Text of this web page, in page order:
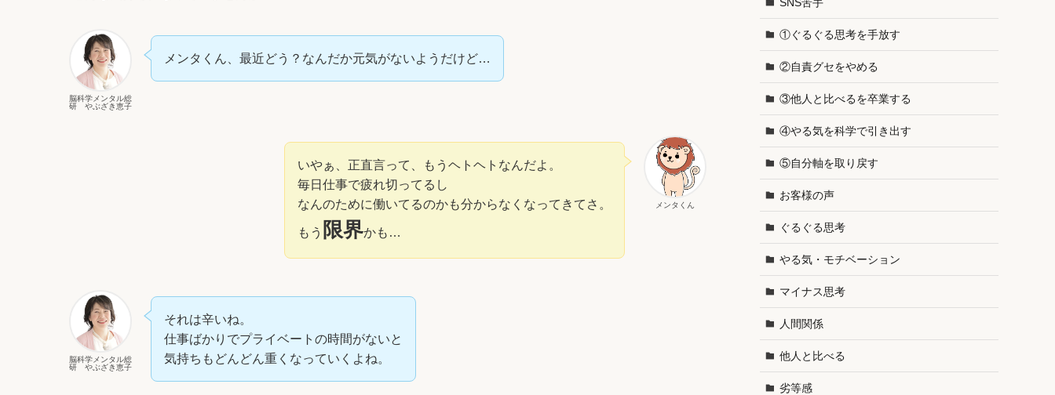
脳科学メンタル総
研 やぶざき恵子
メンタくん、最近どう？なんだか元気がないようだけど…
メンタくん
いやぁ、正直言って、もうヘトヘトなんだよ。
毎日仕事で疲れ切ってるし
なんのために働いてるのかも分からなくなってきてさ。
もう 限界かも…
脳科学メンタル総
研 やぶざき恵子
それは辛いね。
仕事ばかりでプライベートの時間がないと
気持ちもどんどん重くなっていくよね。
①ぐるぐる思考を手放す
②自責グセをやめる
③他人と比べるを卒業する
④やる気を科学で引き出す
⑤自分軸を取り戻す
お客様の声
ぐるぐる思考
やる気・モチベーション
マイナス思考
人間関係
他人と比べる
劣等感